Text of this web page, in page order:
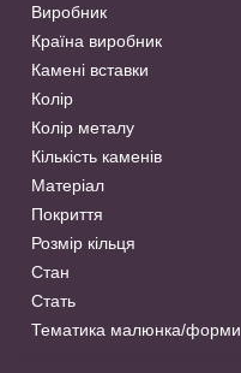
Виробник
Країна виробник
Камені вставки
Колір
Колір металу
Кількість каменів
Матеріал
Покриття
Розмір кільця
Стан
Стать
Тематика малюнка/форми